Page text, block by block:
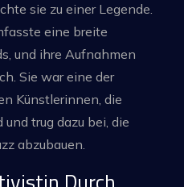
sie zu einer Legende.
eine breite
und ihre Aufnahmen
Sie war eine der
Künstlerinnen, die
trug dazu bei, die
abzubauen.